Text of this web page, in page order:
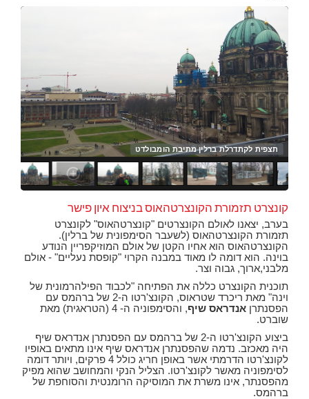
תצפית לקתדרלת ברלין מתיבת הומבולדט
קונצרט תזמורת הקונצרטהאוס בניצוח איון פישר
בערב, יצאנו לאולם הקונצרטים "קונצרטהאוס" לקונצרט
תזמורת הקונצרטהאוס (לשעבר הסימפונית של ברלין).
הקונצרטהאוס הוא אחיו הקטן של אולם המוזיקפריין הנודע
בוינה. הוא דומה לו מאוד במבנה הקרוי "קופסת נעליים" - אולם
מלבני,ארוך, גבוה וצר.
תוכנית הקונצרט כללה את הפתיחה "לכבוד הפילהרמונית של
וינה" מאת ריכרד שטראוס, הקונצ'רטו ה-2 של ברהמס עם
הפסנתרן אנדראס שיף
, והסימפוניה ה- 4 (הטראגית) מאת
שוברט.
ביצוע הקונצ'רטו ה-2 של ברהמס עם הפסנתרן אנדראס שיף
היה מאכזב. נדמה שהפסנתרן אנדראס שיף אינו מתאים באופיו
לקונצ'רטו הדרמתי אשר באופן חריג כולל 4 פרקים, ויותר דומה
לסימפוניה מאשר לקונצ'רטו. הצליל הנקי והמחושב שהוא מפיק
מהפסנתר, אינו משרת את המוסיקה הרומנטית והסוחפת של
ברהמס.